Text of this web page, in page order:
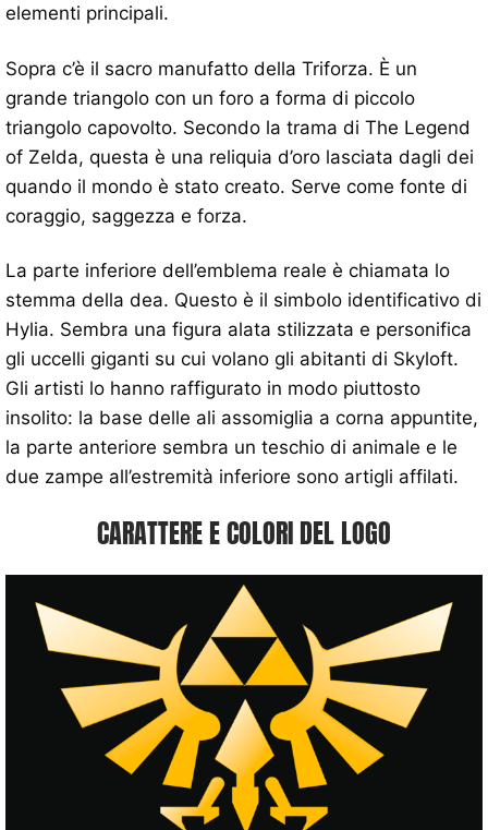
elementi principali.
Sopra c’è il sacro manufatto della Triforza. È un
grande triangolo con un foro a forma di piccolo
triangolo capovolto. Secondo la trama di The Legend
of Zelda, questa è una reliquia d’oro lasciata dagli dei
quando il mondo è stato creato. Serve come fonte di
coraggio, saggezza e forza.
La parte inferiore dell’emblema reale è chiamata lo
stemma della dea. Questo è il simbolo identificativo di
Hylia. Sembra una figura alata stilizzata e personifica
gli uccelli giganti su cui volano gli abitanti di Skyloft.
Gli artisti lo hanno raffigurato in modo piuttosto
insolito: la base delle ali assomiglia a corna appuntite,
la parte anteriore sembra un teschio di animale e le
due zampe all’estremità inferiore sono artigli affilati.
CARATTERE E COLORI DEL LOGO